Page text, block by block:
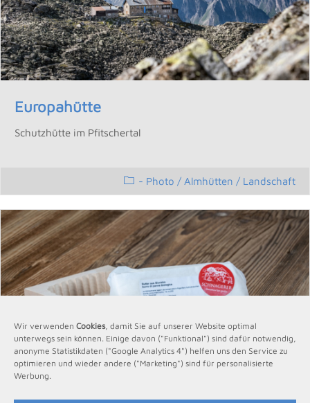
Wir verwenden Cookies, damit Sie auf unserer Website optimal
unterwegs sein können. Einige davon ("Funktional") sind dafür notwendig,
anonyme Statistikdaten ("Google Analytics 4") helfen uns den Service zu
optimieren und wieder andere ("Marketing") sind für personalisierte
Werbung.
Europahütte
Schutzhütte im Pfitschertal
- Photo / Almhütten / Landschaft